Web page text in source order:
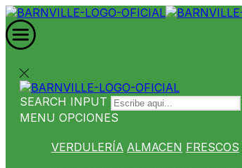
SEARCH INPUT
MENU OPCIONES
VERDULERÍA ALMACEN FRESCOS